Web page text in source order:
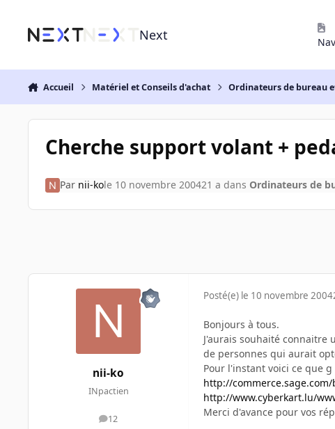
Next
Accueil Matériel et Conseils d'achat Ordinateurs de bureau
Cherche support volant +
Par nii-kole 10 novembre 200421 a dans Ordinateurs de
nii-ko
INpactien
12
messages
Posté(e) le 10 novembre 2004
Bonjours à tous.
J'aurais souhaité connaitre
de personnes qui aurait
Pour l'instant voici ce que
http://commerce.sage.com/
http://www.cyberkart.lu/
Merci d'avance pour vos